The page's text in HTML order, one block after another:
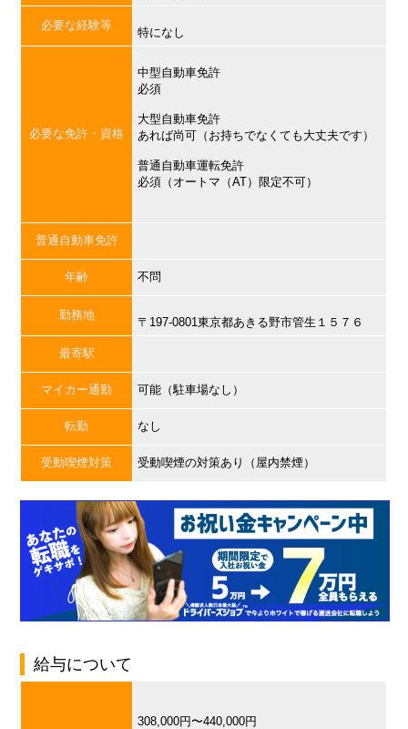
必要な経験等
特になし
必要な免許・資格
中型自動車免許
必須
大型自動車免許
あれば尚可（お持ちでなくても大丈夫です）
普通自動車運転免許
必須（オートマ（AT）限定不可）
普通自動車免許
年齢 不問
勤務地
〒197-0801東京都あきる野市管生１５７６
最寄駅
マイカー通勤 可能（駐車場なし）
転勤 なし
受動喫煙対策 受動喫煙の対策あり（屋内禁煙）
給与について
308,000円〜440,000円